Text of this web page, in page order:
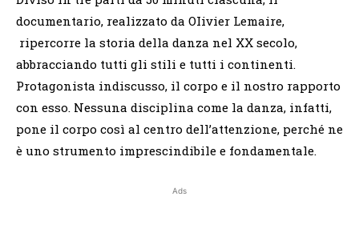
documentario, realizzato da OIivier Lemaire,
ripercorre la storia della danza nel XX secolo,
abbracciando tutti gli stili e tutti i continenti.
Protagonista indiscusso, il corpo e il nostro rapporto
con esso. Nessuna disciplina come la danza, infatti,
pone il corpo così al centro dell’attenzione, perché ne
è uno strumento imprescindibile e fondamentale.
Ads